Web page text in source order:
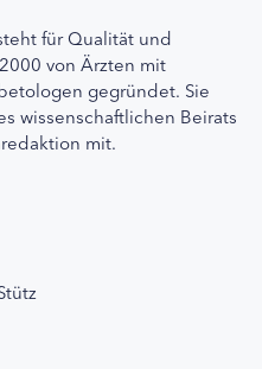
für Qualität und
von Ärzten mit
gegründet. Sie
wissenschaftlichen Beirats
mit.